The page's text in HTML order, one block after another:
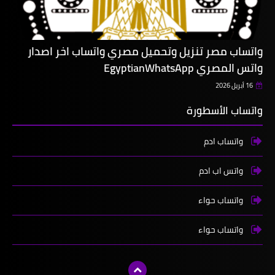
واتساب مصر تنزيل وتحميل مصري واتساب اخر اصدار
واتس المصري EgyptianWhatsApp
16 أبريل 2026
واتساب الأسطورة
واتساب ادم
واتس اب ادم
واتساب حواء
واتساب حواء